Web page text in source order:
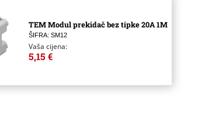
TEM Modul prekidač bez tipke 20A 1M
ŠIFRA: SM12
Vaša cijena:
5,15 €